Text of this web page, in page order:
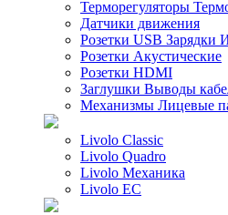
Терморегуляторы
Датчики движения
Розетки USB
Розетки Акустические
Розетки HDMI
Заглушки Выводы
Механизмы Лицевые
Livolo Classic
Livolo Quadro
Livolo Механика
Livolo EC